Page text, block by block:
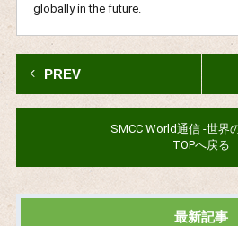
globally in the future.
PREV
SMCC World通信 -世界
TOPへ戻る
最新記事